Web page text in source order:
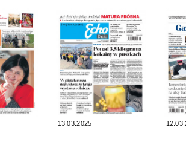
13.03.2025